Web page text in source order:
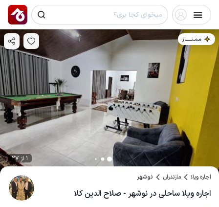
مـمـتــــــاز
1 از 27
اجاره ویلا مازندران نوشهر
اجاره ویلا ساحلی در نوشهر - صلاح الدین کلا